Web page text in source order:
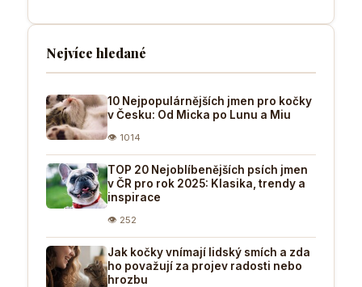
Nejvíce hledané
10 Nejpopulárnějších jmen pro kočky
v Česku: Od Micka po Lunu a Miu
👁 1014
TOP 20 Nejoblíbenějších psích jmen
v ČR pro rok 2025: Klasika, trendy a
inspirace
👁 252
Jak kočky vnímají lidský smích a zda
ho považují za projev radosti nebo
hrozbu